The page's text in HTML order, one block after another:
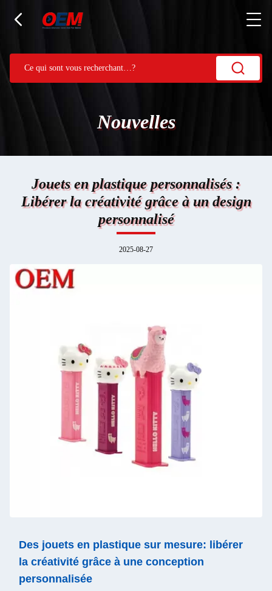
Nouvelles
Jouets en plastique personnalisés :
Libérer la créativité grâce à un design
personnalisé
2025-08-27
Des jouets en plastique sur mesure: libérer
la créativité grâce à une conception
personnalisée